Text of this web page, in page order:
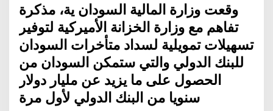
وقعت وزارة المالية السودان ية، مذكرة
تفاهم مع وزارة الخزانة الأميركية لتوفير
تسهيلات تمويلية لسداد متأخرات السودان
للبنك الدولي والتي ستمكن السودان من
الحصول على ما يزيد عن مليار دولار
سنويا من البنك الدولي لأول مرة